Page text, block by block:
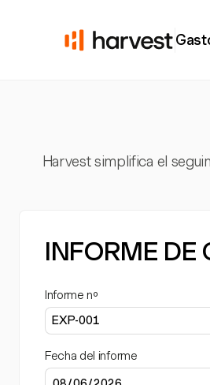
Harvest simplifica el
INFORME DE
Informe nº
Fecha del informe